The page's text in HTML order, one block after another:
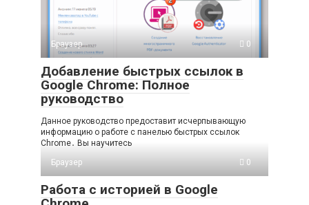
Браузер 0
Добавление быстрых ссылок в
Google Chrome: Полное
руководство
Данное руководство предоставит исчерпывающую
информацию о работе с панелью быстрых ссылок
Chrome․ Вы научитесь
Браузер
0
Работа с историей в Google